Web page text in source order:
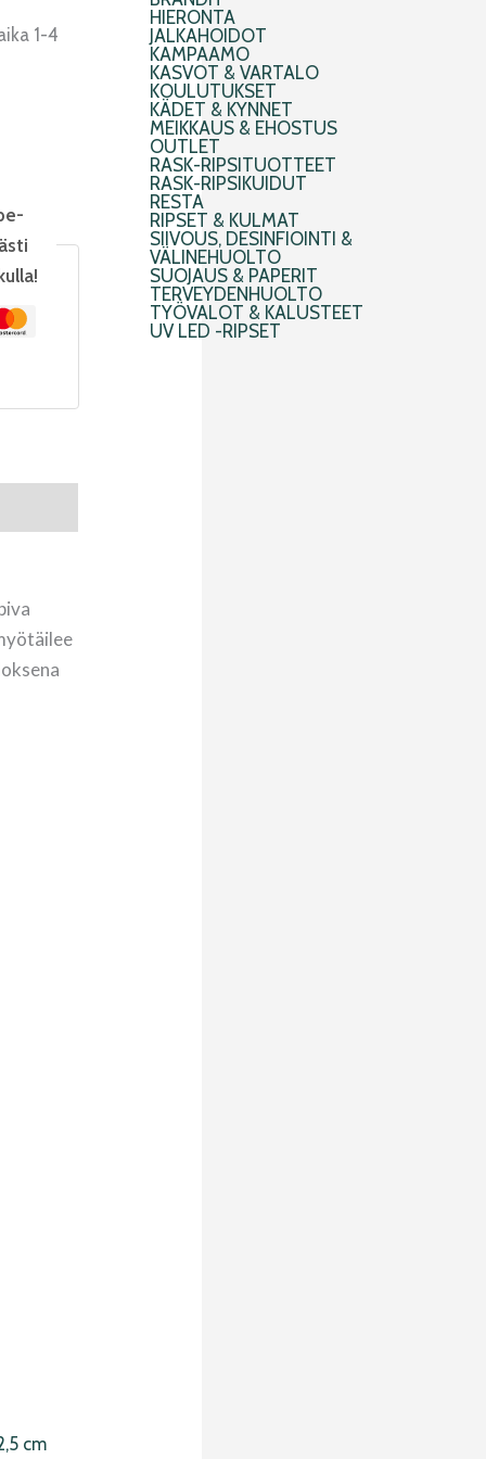
1-4
HIERONTA
JALKAHOIDOT
KAMPAAMO
KASVOT & VARTALO
KOULUTUKSET
KÄDET & KYNNET
MEIKKAUS & EHOSTUS
OUTLET
RASK-RIPSITUOTTEET
RASK-RIPSIKUIDUT
RESTA
RIPSET & KULMAT
SIIVOUS, DESINFIOINTI &
VÄLINEHUOLTO
SUOJAUS & PAPERIT
TERVEYDENHUOLTO
TYÖVALOT & KALUSTEET
UV LED -RIPSET